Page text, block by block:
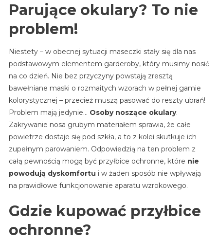
Parujące okulary? To nie
problem!
Niestety – w obecnej sytuacji maseczki stały się dla nas
podstawowym elementem garderoby, który musimy nosić
na co dzień. Nie bez przyczyny powstają zresztą
bawełniane maski o rozmaitych wzorach w pełnej gamie
kolorystycznej – przecież muszą pasować do reszty ubrań!
Problem mają jedynie… Osoby noszące okulary.
Zakrywanie nosa grubym materiałem sprawia, że całe
powietrze dostaje się pod szkła, a to z kolei skutkuje ich
zupełnym parowaniem. Odpowiedzią na ten problem z
całą pewnością mogą być przyłbice ochronne, które nie
powodują dyskomfortu i w żaden sposób nie wpływają
na prawidłowe funkcjonowanie aparatu wzrokowego.
Gdzie kupować przyłbice
ochronne?